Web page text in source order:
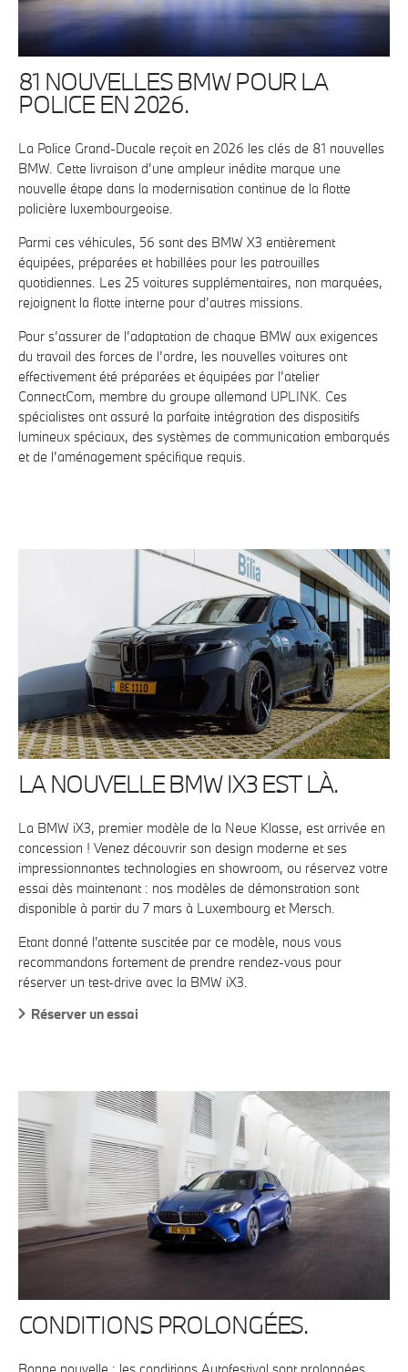
81 NOUVELLES BMW POUR LA
POLICE EN 2026.
La Police Grand-Ducale reçoit en 2026 les clés de 81 nouvelles
BMW. Cette livraison d’une ampleur inédite marque une
nouvelle étape dans la modernisation continue de la flotte
policière luxembourgeoise.
Parmi ces véhicules, 56 sont des BMW X3 entièrement
équipées, préparées et habillées pour les patrouilles
quotidiennes. Les 25 voitures supplémentaires, non marquées,
rejoignent la flotte interne pour d’autres missions.
Pour s’assurer de l’adaptation de chaque BMW aux exigences
du travail des forces de l’ordre, les nouvelles voitures ont
effectivement été préparées et équipées par l’atelier
ConnectCom, membre du groupe allemand UPLINK. Ces
spécialistes ont assuré la parfaite intégration des dispositifs
lumineux spéciaux, des systèmes de communication embarqués
et de l’aménagement spécifique requis.
LA NOUVELLE BMW IX3 EST LÀ.
La BMW iX3, premier modèle de la Neue Klasse, est arrivée en
concession ! Venez découvrir son design moderne et ses
impressionnantes technologies en showroom, ou réservez votre
essai dès maintenant : nos modèles de démonstration sont
disponible à partir du 7 mars à Luxembourg et Mersch.
Etant donné l'attente suscitée par ce modèle, nous vous
recommandons fortement de prendre rendez-vous pour
réserver un test-drive avec la BMW iX3.
Réserver un essai
CONDITIONS PROLONGÉES.